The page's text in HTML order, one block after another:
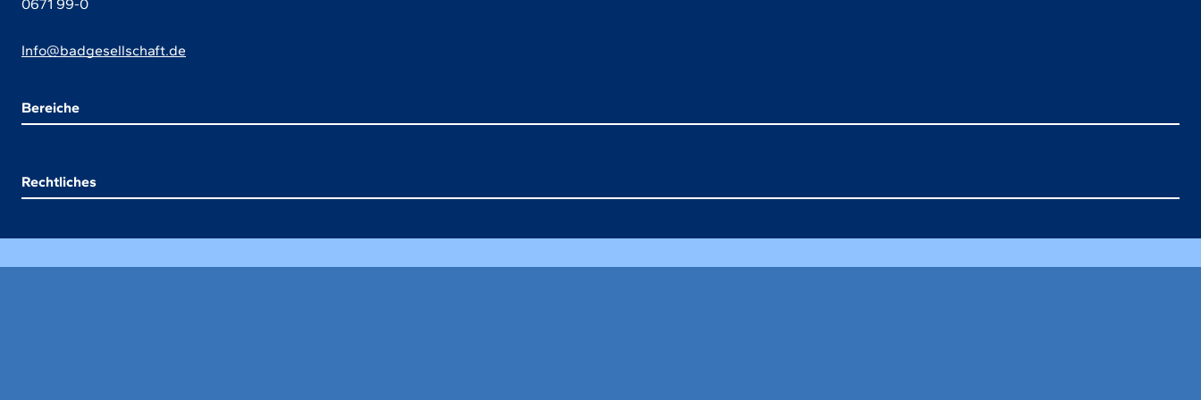
0671 99-0
Info@badgesellschaft.de
Bereiche
Rechtliches